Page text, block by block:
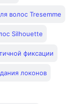
волос Tresemme
Silhouette
фиксации
локонов